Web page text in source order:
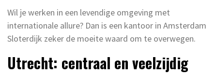
Wil je werken in een levendige omgeving met
internationale allure? Dan is een kantoor in Amsterdam
Sloterdijk zeker de moeite waard om te overwegen.
Utrecht: centraal en veelzijdig